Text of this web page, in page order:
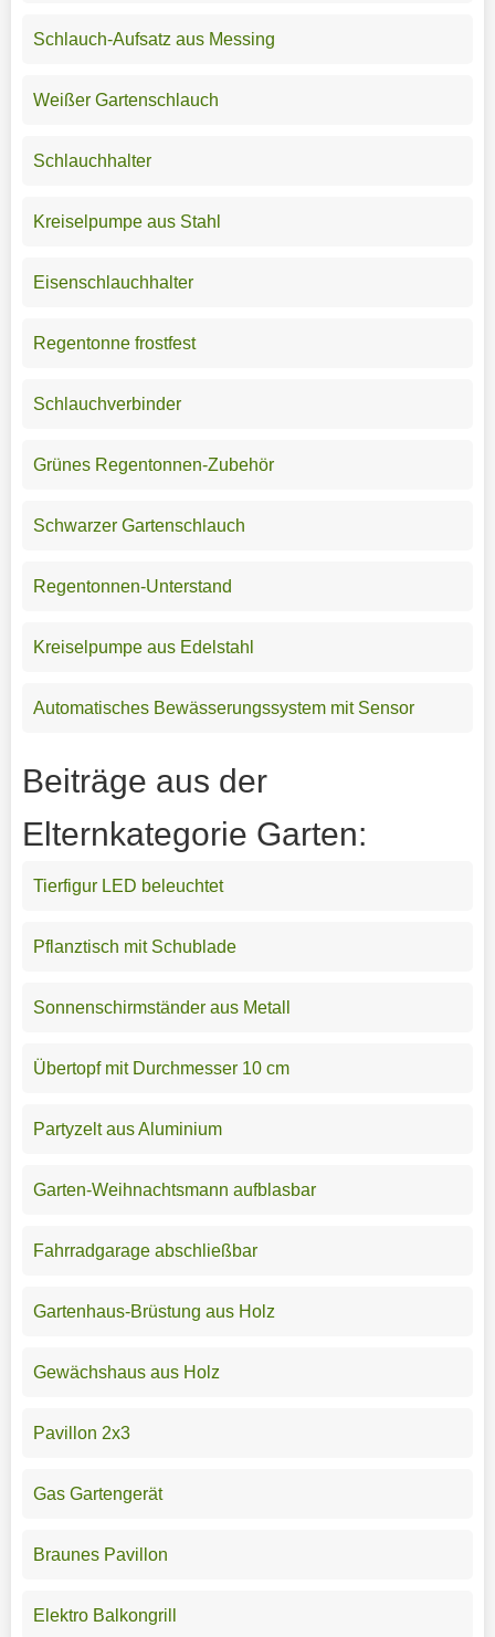
Schlauch-Aufsatz aus Messing
Weißer Gartenschlauch
Schlauchhalter
Kreiselpumpe aus Stahl
Eisenschlauchhalter
Regentonne frostfest
Schlauchverbinder
Grünes Regentonnen-Zubehör
Schwarzer Gartenschlauch
Regentonnen-Unterstand
Kreiselpumpe aus Edelstahl
Automatisches Bewässerungssystem mit Sensor
Beiträge aus der
Elternkategorie Garten:
Tierfigur LED beleuchtet
Pflanztisch mit Schublade
Sonnenschirmständer aus Metall
Übertopf mit Durchmesser 10 cm
Partyzelt aus Aluminium
Garten-Weihnachtsmann aufblasbar
Fahrradgarage abschließbar
Gartenhaus-Brüstung aus Holz
Gewächshaus aus Holz
Pavillon 2x3
Gas Gartengerät
Braunes Pavillon
Elektro Balkongrill